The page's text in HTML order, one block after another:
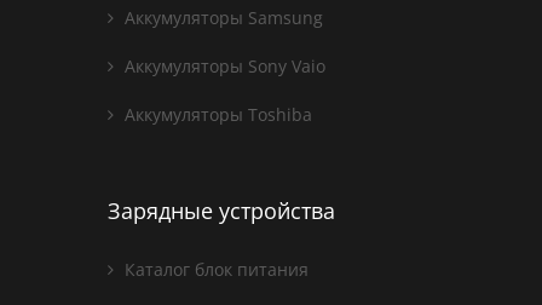
Аккумуляторы Samsung
Аккумуляторы Sony Vaio
Аккумуляторы Toshiba
Зарядные устройства
Каталог блок питания